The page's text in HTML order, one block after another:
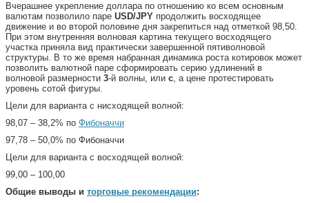
Вчерашнее укрепление доллара по отношению ко всем основным
валютам позволило паре USD/JPY продолжить восходящее
движение и во второй половине дня закрепиться над отметкой 98,50.
При этом внутренняя волновая картина текущего восходящего
участка приняла вид практически завершенной пятиволновой
структуры. В то же время набранная динамика роста котировок может
позволить валютной паре сформировать серию удлинений в
волновой размерности 3-й волны, или с, а цене протестировать
уровень сотой фигуры.
Цели для варианта c нисходящей волной:
98,07 – 38,2% по Фибоначчи
97,78 – 50,0% по Фибоначчи
Цели для варианта с восходящей волной:
99,00 – 100,00
Общие выводы и торговые рекомендации: